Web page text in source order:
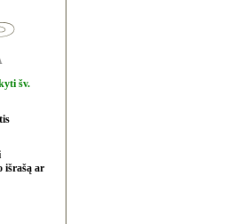
šv.
išrašą ar